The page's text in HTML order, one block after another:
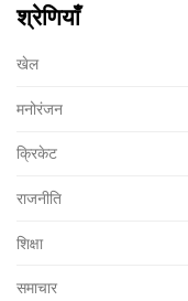
श्रेणियाँ
खेल
मनोरंजन
क्रिकेट
राजनीति
शिक्षा
समाचार